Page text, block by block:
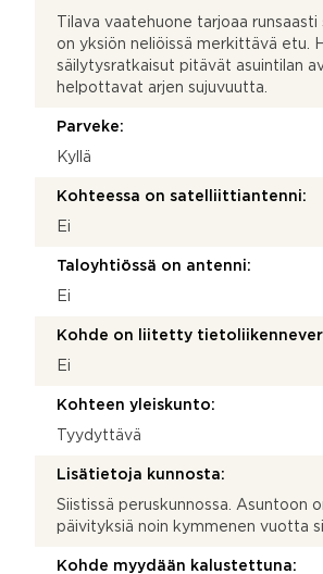
Tilava vaatehuone tarjoaa
on yksiön neliöissä merkittävä etu.
säilytysratkaisut pitävät asuintilan
helpottavat arjen sujuvuutta.
Parveke:
Kyllä
Kohteessa on satelliittiantenni:
Ei
Taloyhtiössä on antenni:
Ei
Kohde on liitetty
Ei
Kohteen yleiskunto:
Tyydyttävä
Lisätietoja kunnosta:
Siistissä peruskunnossa. Asuntoon
päivityksiä noin kymmenen vuotta
Kohde myydään kalustettuna: